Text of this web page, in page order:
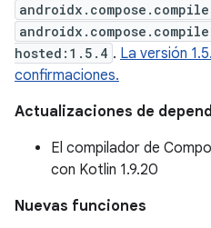
hosted:1.5.4 . La versión
confirmaciones.
Actualizaciones de
El compilador de
con Kotlin 1.9.20
Nuevas funciones